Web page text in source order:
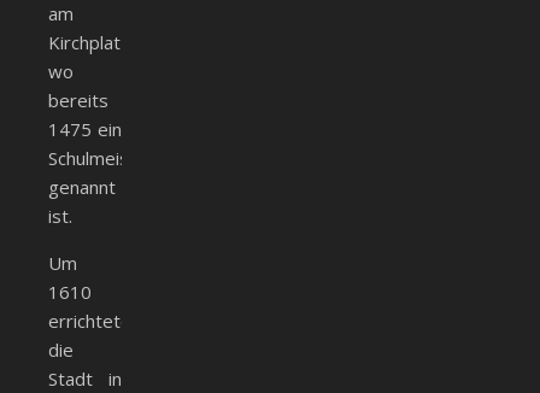
am
Kirchplatz,
wo
bereits
1475 ein
Schulmeister
genannt
ist.
Um
1610
errichtete
die
Stadt in